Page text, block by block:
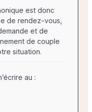
est donc
de rendez-vous,
et de
de couple
situation.
au :